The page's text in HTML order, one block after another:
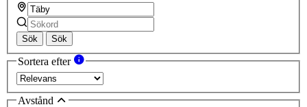
Sök Sök
Sortera efter
Avstånd